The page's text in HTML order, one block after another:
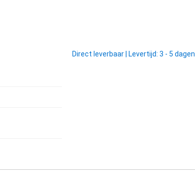
Direct leverbaar Levertijd: 3 - 5 dagen